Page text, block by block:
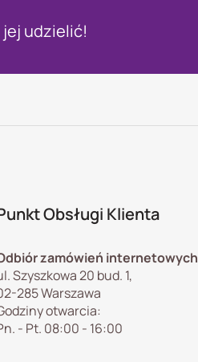
udzielić!
Obsługi Klienta
zamówień internetowych
Szyszkowa 20 bud. 1,
285 Warszawa
otwarcia:
- Pt. 08:00 - 16:00